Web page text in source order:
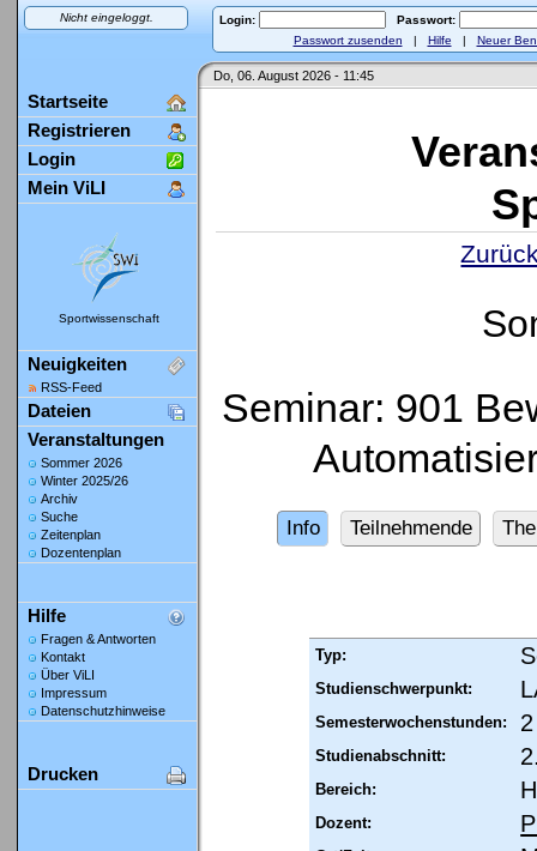
Nicht eingeloggt. Login:
Passwort:
Passwort zusenden | Hilfe | Neuer
Do, 06. August 2026 - 11:45
Startseite
Registrieren
Login
Mein ViLI
Sportwissenschaft
Neuigkeiten
RSS-Feed
Dateien
Veranstaltungen
Sommer 2026
Winter 2025/26
Archiv
Suche
Zeitenplan
Dozentenplan
Hilfe
Fragen & Antworten
Kontakt
Über ViLI
Impressum
Datenschutzhinweise
Drucken
Seminar: 901
Info Teilnehmende
Typ:
Studienschwerpunkt:
Semesterwochenstunden: 2
Studienabschnitt:
Bereich:
Dozent: